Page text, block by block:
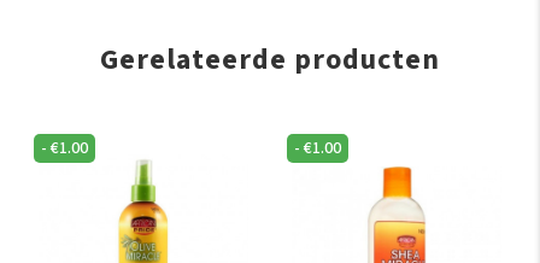
Gerelateerde producten
-€1.00 -€1.00